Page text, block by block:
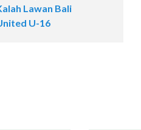
Lawan Bali
U-16